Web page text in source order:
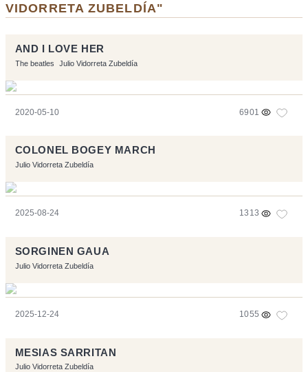
VIDORRETA ZUBELDÍA"
AND I LOVE HER
The beatles Julio Vidorreta Zubeldía
2020-05-10 6901
COLONEL BOGEY MARCH
Julio Vidorreta Zubeldía
2025-08-24 1313
SORGINEN GAUA
Julio Vidorreta Zubeldía
2025-12-24 1055
MESIAS SARRITAN
Julio Vidorreta Zubeldía